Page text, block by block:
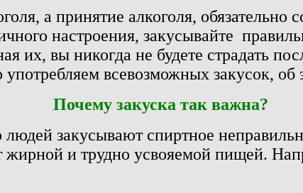
а принятие алкоголя, обязательно
настроения, закусывайте
вы никогда не будете страдать
употребляем всевозможных закусок,
Почему закуска так важна?
закусывают спиртное
и трудно усвояемой пищей.